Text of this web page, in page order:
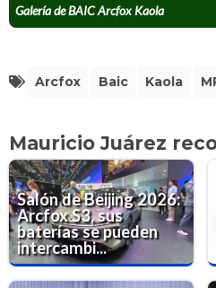
Galería de BAIC Arcfox Kaola
Arcfox Baic Kaola
Mauricio Juárez
Salón de Beijing 2026:
Arcfox S3, sus
baterías se pueden
intercambi...